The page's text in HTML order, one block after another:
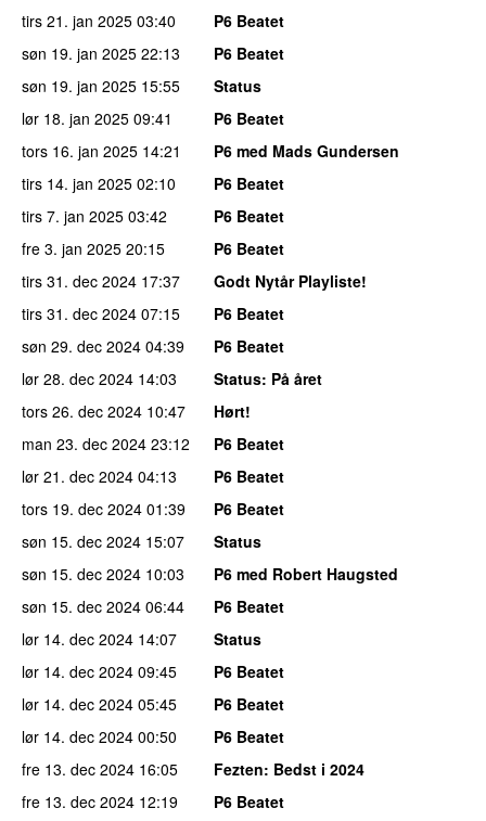
tirs 21. jan 2025 03:40
P6 Beatet
søn 19. jan 2025 22:13
P6 Beatet
søn 19. jan 2025 15:55
Status
lør 18. jan 2025 09:41
P6 Beatet
tors 16. jan 2025 14:21
P6 med Mads Gundersen
tirs 14. jan 2025 02:10
P6 Beatet
tirs 7. jan 2025 03:42
P6 Beatet
fre 3. jan 2025 20:15
P6 Beatet
tirs 31. dec 2024 17:37
Godt Nytår Playliste!
tirs 31. dec 2024 07:15
P6 Beatet
søn 29. dec 2024 04:39
P6 Beatet
lør 28. dec 2024 14:03 Status: På året
tors 26. dec 2024 10:47
Hørt!
man 23. dec 2024 23:12
P6 Beatet
lør 21. dec 2024 04:13
P6 Beatet
tors 19. dec 2024 01:39
P6 Beatet
søn 15. dec 2024 15:07
Status
søn 15. dec 2024 10:03
P6 med Robert Haugsted
søn 15. dec 2024 06:44
P6 Beatet
lør 14. dec 2024 14:07
Status
lør 14. dec 2024 09:45
P6 Beatet
lør 14. dec 2024 05:45
P6 Beatet
lør 14. dec 2024 00:50
P6 Beatet
fre 13. dec 2024 16:05 Fezten: Bedst i 2024
fre 13. dec 2024 12:19
P6 Beatet